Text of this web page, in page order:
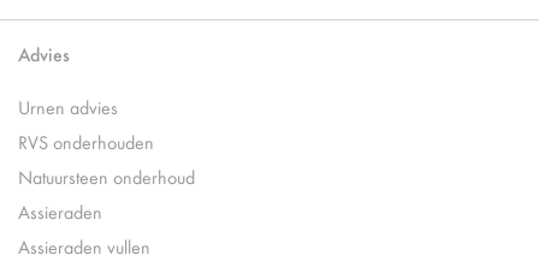
Advies
Urnen advies
RVS onderhouden
Natuursteen onderhoud
Assieraden
Assieraden vullen